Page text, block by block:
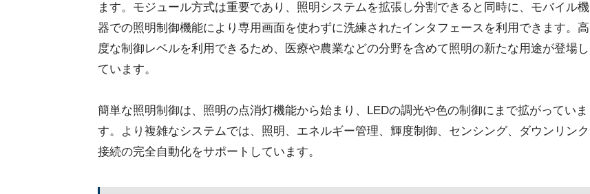
ます。モジュール方式は重要であり、照明システムを拡張し分割できると同時に、モバイル機
器での照明制御機能により専用画面を使わずに洗練されたインタフェースを利用できます。高
度な制御レベルを利用できるため、医療や農業などの分野を含めて照明の新たな用途が登場し
ています。
簡単な照明制御は、照明の点消灯機能から始まり、LEDの調光や色の制御にまで拡がっていま
す。より複雑なシステムでは、照明、エネルギー管理、輝度制御、センシング、ダウンリンク
接続の完全自動化をサポートしています。